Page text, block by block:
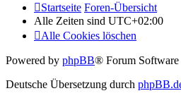
Startseite Foren-Übersicht
Alle Zeiten sind UTC+02:00
Alle Cookies löschen
Powered by phpBB® Forum
Deutsche Übersetzung durch